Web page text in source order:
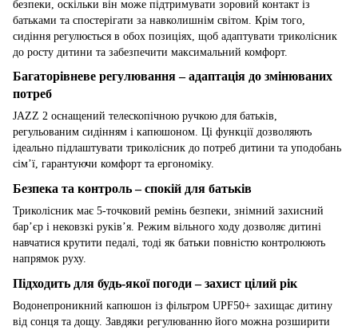
безпеки, оскільки він може підтримувати зоровий контакт із
батьками та спостерігати за навколишнім світом. Крім того,
сидіння регулюється в обох позиціях, щоб адаптувати триколісник
до росту дитини та забезпечити максимальний комфорт.
Багаторівневе регулювання – адаптація до змінюваних
потреб
JAZZ 2 оснащений телескопічною ручкою для батьків,
регульованим сидінням і капюшоном. Ці функції дозволяють
ідеально підлаштувати триколісник до потреб дитини та уподобань
сім’ї, гарантуючи комфорт та ергономіку.
Безпека та контроль – спокій для батьків
Триколісник має 5-точковий ремінь безпеки, знімний захисний
бар’єр і нековзкі руків’я. Режим вільного ходу дозволяє дитині
навчатися крутити педалі, тоді як батьки повністю контролюють
напрямок руху.
Підходить для будь-якої погоди – захист цілий рік
Водонепроникний капюшон із фільтром UPF50+ захищає дитину
від сонця та дощу. Завдяки регулюванню його можна розширити